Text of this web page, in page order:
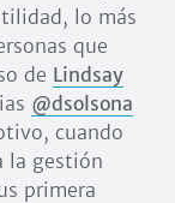
lo más
que
de Lindsay
@dsolsona
cuando
la gestión
primera